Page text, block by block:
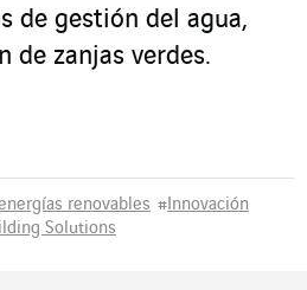
de gestión del agua,
de zanjas verdes.
renovables #Innovación
Solutions